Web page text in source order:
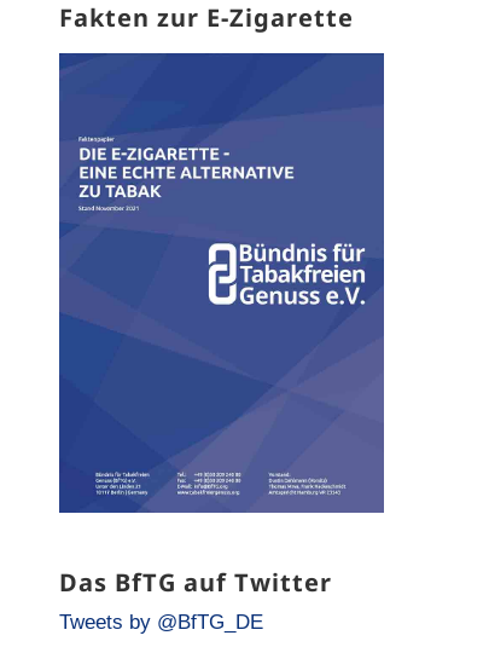
Fakten zur E-Zigarette
Das BfTG auf Twitter
Tweets by @BfTG_DE